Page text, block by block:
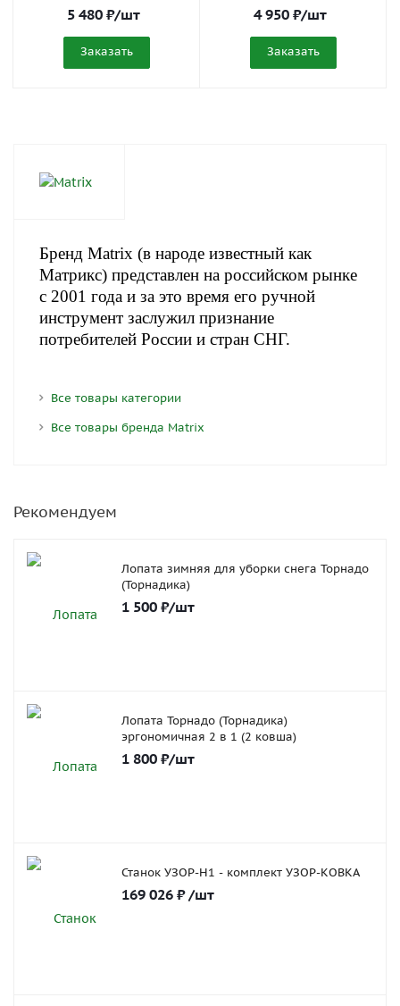
5 480 ₽/шт
Заказать
4 950 ₽/шт
Заказать
Бренд Matrix (в народе известный как
Матрикс) представлен на российском рынке
с 2001 года и за это время его ручной
инструмент заслужил признание
потребителей России и стран СНГ.
Все товары категории
Все товары бренда Matrix
Рекомендуем
Лопата зимняя для уборки снега Торнадо
(Торнадика)
1 500 ₽/шт
Лопата Торнадо (Торнадика)
эргономичная 2 в 1 (2 ковша)
1 800 ₽/шт
Станок УЗОР-Н1 - комплект УЗОР-КОВКА
169 026 ₽ /шт